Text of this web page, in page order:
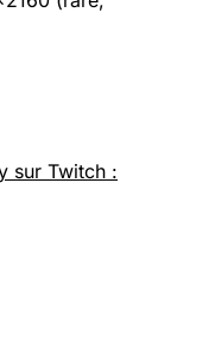
sur Twitch :